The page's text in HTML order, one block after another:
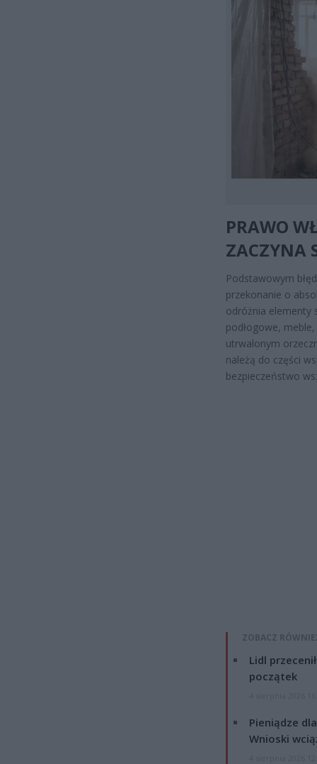
PRAWO
ZACZYNA
Podstawowym
przekonanie o
odróżnia elementy
podłogowe,
utrwalonym
należą do części
bezpieczeństwo
ZOBACZ
Lidl
początek
Pieniądze
Wnioski